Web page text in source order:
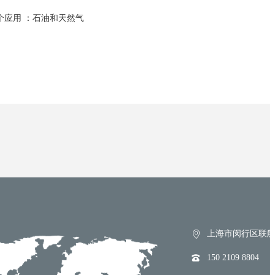
应用 ：石油和天然气
上海市闵行区联
150 2109 8804